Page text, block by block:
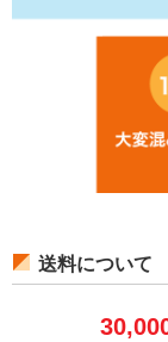
送料について